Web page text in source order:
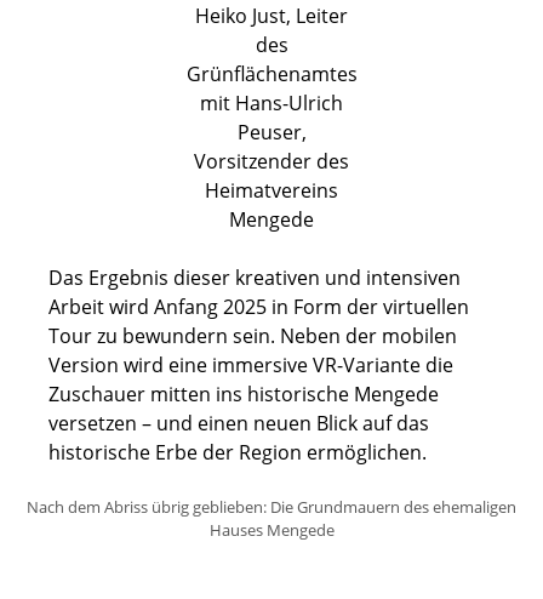
Heiko Just, Leiter
des
Grünflächenamtes
mit Hans-Ulrich
Peuser,
Vorsitzender des
Heimatvereins
Mengede
Das Ergebnis dieser kreativen und intensiven
Arbeit wird Anfang 2025 in Form der virtuellen
Tour zu bewundern sein. Neben der mobilen
Version wird eine immersive VR-Variante die
Zuschauer mitten ins historische Mengede
versetzen – und einen neuen Blick auf das
historische Erbe der Region ermöglichen.
Nach dem Abriss übrig geblieben: Die Grundmauern des ehemaligen
Hauses Mengede